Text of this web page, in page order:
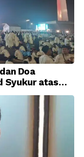
Doa
Syukur atas